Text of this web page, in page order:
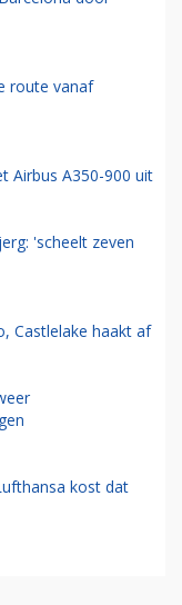
route vanaf
Airbus A350-900 uit
'scheelt zeven
Castlelake haakt af
kost dat